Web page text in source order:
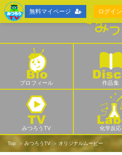
プロフィール 作品集
みつろうTV 化学反応
Top みつろうTV オリジナルムービー
無料マイページ ログイン